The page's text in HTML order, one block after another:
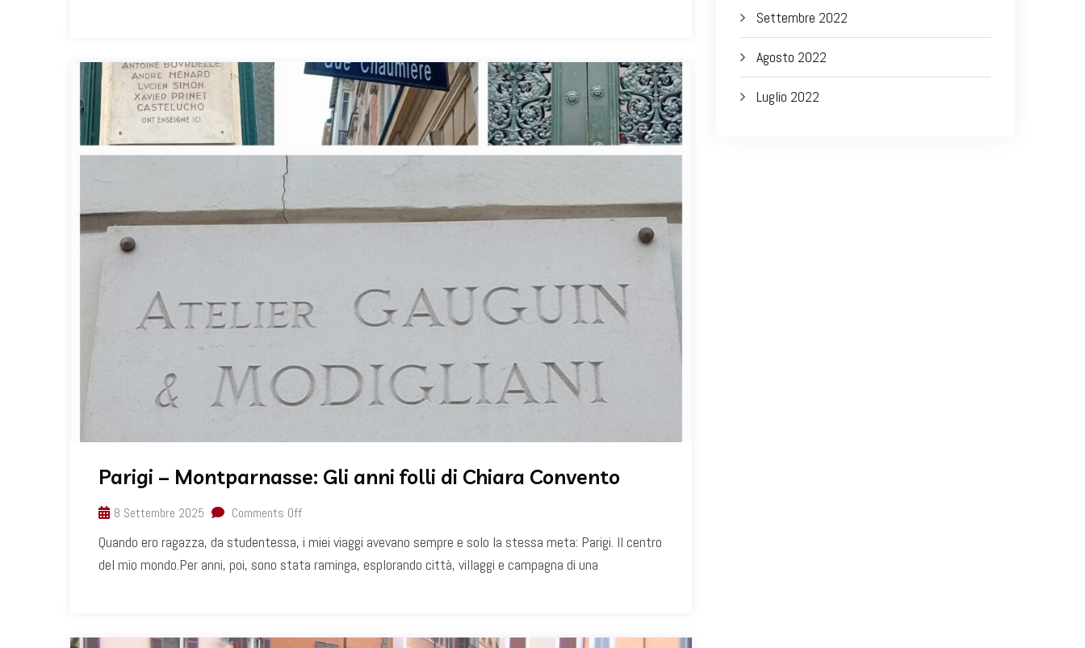
Parigi – Montparnasse: Gli anni folli di Chiara Convento
8 Settembre 2025 Comments Off
Quando ero ragazza, da studentessa, i miei viaggi avevano sempre e solo la stessa meta: Parigi. Il centro
del mio mondo.Per anni, poi, sono stata raminga, esplorando città, villaggi e campagna di una
Settembre 2022
Agosto 2022
Luglio 2022